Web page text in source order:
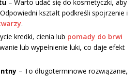
– Warto udać się do kosmetyczki, aby
kształt podkreśli spojrzenie i
.
kredki, cienia lub pomady do brwi
lub wypełnienie luki, co daje efekt
– To długoterminowe rozwiązanie,